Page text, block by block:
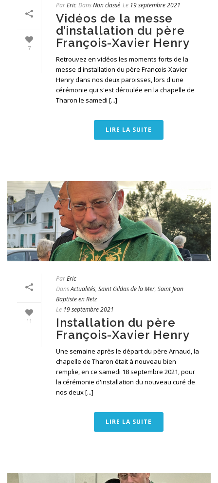
7
ParEric DansNon classé Le 19 septembre 2021
Vidéos de la messe
d’installation du père
François-Xavier Henry
Retrouvez en vidéos les moments forts de la
messe d'installation du père François-Xavier
Henry dans nos deux paroisses, lors d'une
cérémonie qui s'est déroulée en la chapelle de
Tharon le samedi [...]
LIRE LA SUITE
11
ParEric
DansActualités, Saint Gildas de la Mer, Saint Jean
Baptiste en Retz
Le 19 septembre 2021
Installation du père
François-Xavier Henry
Une semaine après le départ du père Arnaud, la
chapelle de Tharon était à nouveau bien
remplie, en ce samedi 18 septembre 2021, pour
la cérémonie d'installation du nouveau curé de
nos deux [...]
LIRE LA SUITE